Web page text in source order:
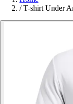
/ T-shirt Under